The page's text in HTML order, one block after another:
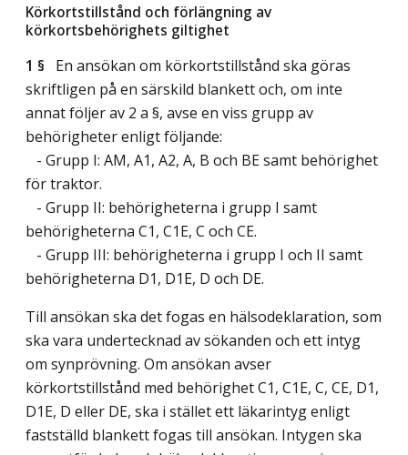
Körkortstillstånd och förlängning av
körkortsbehörighets giltighet
1 § En ansökan om körkortstillstånd ska göras
skriftligen på en särskild blankett och, om inte
annat följer av 2 a §, avse en viss grupp av
behörigheter enligt följande:
- Grupp I: AM, A1, A2, A, B och BE samt behörighet
för traktor.
- Grupp II: behörigheterna i grupp I samt
behörigheterna C1, C1E, C och CE.
- Grupp III: behörigheterna i grupp I och II samt
behörigheterna D1, D1E, D och DE.
Till ansökan ska det fogas en hälsodeklaration, som
ska vara undertecknad av sökanden och ett intyg
om synprövning. Om ansökan avser
körkortstillstånd med behörighet C1, C1E, C, CE, D1,
D1E, D eller DE, ska i stället ett läkarintyg enligt
fastställd blankett fogas till ansökan. Intygen ska